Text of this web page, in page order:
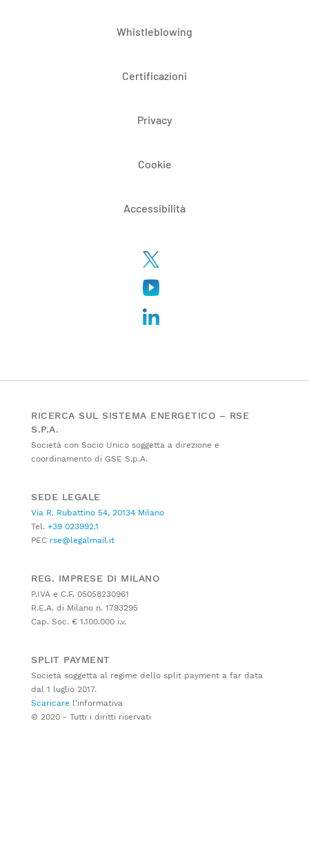
Whistleblowing
Certificazioni
Privacy
Cookie
Accessibilità
RICERCA SUL SISTEMA ENERGETICO – RSE
S.P.A.
Società con Socio Unico soggetta a direzione e
coordinamento di GSE S.p.A.
SEDE LEGALE
Via R. Rubattino 54, 20134 Milano
Tel. +39 023992.1
PEC rse@legalmail.it
REG. IMPRESE DI MILANO
P.IVA e C.F. 05058230961
R.E.A. di Milano n. 1793295
Cap. Soc. € 1.100.000 i.v.
SPLIT PAYMENT
Società soggetta al regime dello split payment a far data
dal 1 luglio 2017.
Scaricare l’informativa
© 2020 - Tutti i diritti riservati